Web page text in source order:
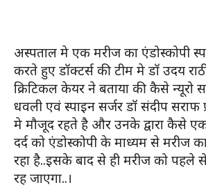
अस्पताल मे एक मरीज का एंडोस्कोपी
करते हुए डॉक्टर्स की टीम मे डॉ उदय
क्रिटिकल केयर ने बताया की कैसे न्यूरो
धवली एवं स्पाइन सर्जर डॉ संदीप सराफ
मे मौजूद रहते है और उनके द्वारा कैसे
दर्द को एंडोस्कोपी के माध्यम से मरीज
रहा है..इसके बाद से ही मरीज को पहले से
रह जाएगा..।